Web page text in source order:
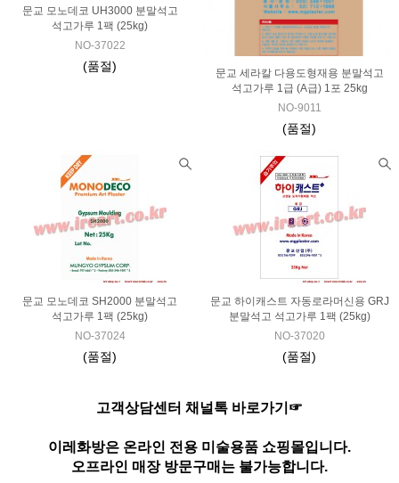
문교 모노데코 UH3000 분말석고
석고가루 1팩 (25kg)
NO-37022
(품절)
문교 세라칼 다용도형재용 분말석고
석고가루 1급 (A급) 1포 25kg
NO-9011
(품절)
문교 모노데코 SH2000 분말석고
석고가루 1팩 (25kg)
NO-37024
(품절)
문교 하이캐스트 자동로라머신용 GRJ
분말석고 석고가루 1팩 (25kg)
NO-37020
(품절)
고객상담센터 채널톡 바로가기☞
이레화방은 온라인 전용 미술용품 쇼핑몰입니다.
오프라인 매장 방문구매는 불가능합니다.